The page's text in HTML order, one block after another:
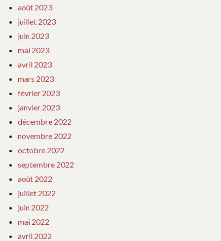
août 2023
juillet 2023
juin 2023
mai 2023
avril 2023
mars 2023
février 2023
janvier 2023
décembre 2022
novembre 2022
octobre 2022
septembre 2022
août 2022
juillet 2022
juin 2022
mai 2022
avril 2022